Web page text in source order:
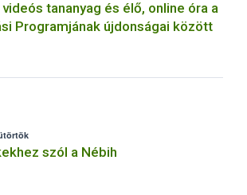
tananyag és élő, online óra a
Programjának újdonságai között
szól a Nébih